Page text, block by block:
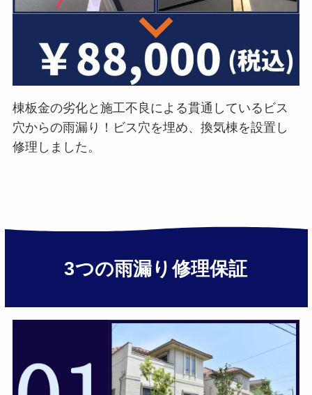
棟板金の劣化と施工不良による貫通しているビス
穴からの雨漏り！ビス穴を埋め、換気棟を設置し
修理しました。
3つの雨漏り修理保証